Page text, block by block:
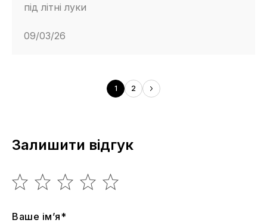
під літні луки
09/03/26
1 2
Залишити відгук
Ваше ім’я*